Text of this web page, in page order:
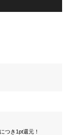
つき1pt還元！